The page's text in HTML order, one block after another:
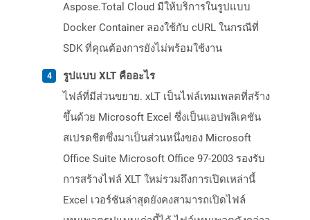
Aspose.Total Cloud มีให้บริการในรูปแบบ
Docker Container ลองใช้กับ cURL ในกรณีที่
SDK ที่คุณต้องการยังไม่พร้อมใช้งาน
รูปแบบ XLT คืออะไร
ไฟล์ที่มีส่วนขยาย. xLT เป็นไฟล์เทมเพลตที่สร้าง
ขึ้นด้วย Microsoft Excel ซึ่งเป็นแอปพลิเคชัน
สเปรดชีตซึ่งมาเป็นส่วนหนึ่งของ Microsoft
Office Suite Microsoft Office 97-2003 รองรับ
การสร้างไฟล์ XLT ใหม่รวมถึงการเปิดเหล่านี้
Excel เวอร์ชันล่าสุดยังคงสามารถเปิดไฟล์